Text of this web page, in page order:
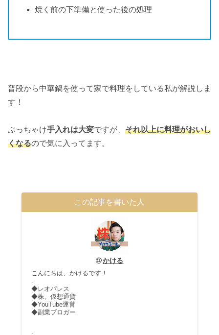
焼く前の下準備と使った後の処理
普段から中華鍋を使って家で料理をしている私が解説しま
す！
ぶっちゃけ手入れは大変ですが、 それ以上に料理がおいし
くなるので気に入ってます。
この記事を書いた人
かける
こんにちは、かけるです！
.
◆レオパレス
◆株、仮想通貨
◆YouTube運営
◆副業ブロガー